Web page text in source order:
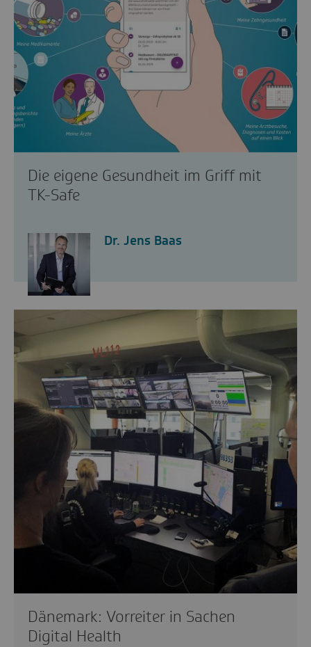
Die eigene Gesundheit im Griff mit
TK-Safe
Dr. Jens Baas
Dänemark: Vorreiter in Sachen
Digital Health